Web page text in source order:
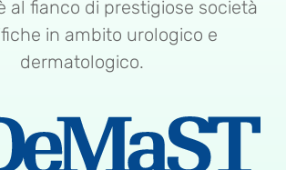
al fianco di prestigiose società
in ambito urologico e
dermatologico.